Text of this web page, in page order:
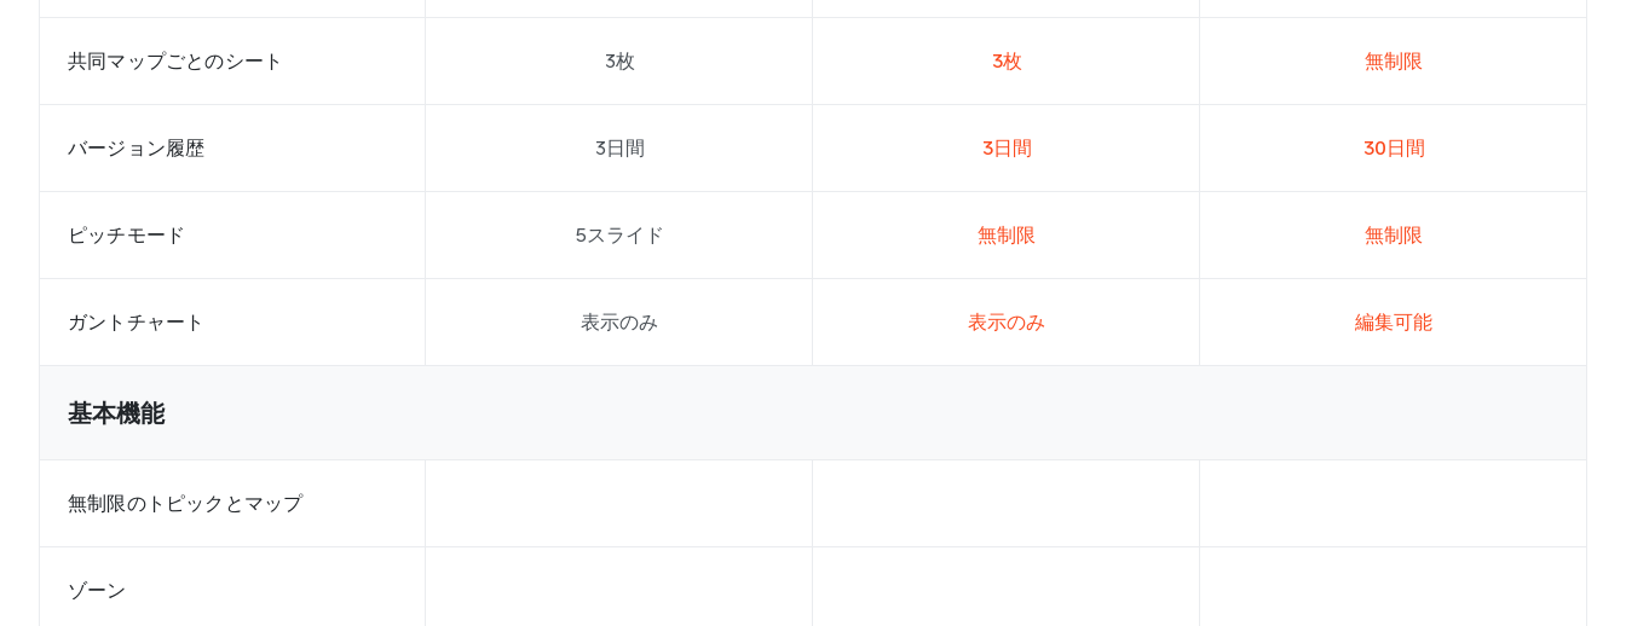
共同マップごとのシート 3枚 3枚 無制限
バージョン履歴 3日間 3日間 30日間
ピッチモード 5スライド 無制限 無制限
ガントチャート 表示のみ 表示のみ 編集可能
基本機能
無制限のトピックとマップ
ゾーン